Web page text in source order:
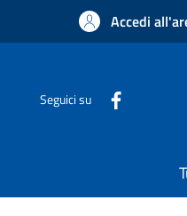
Accedi
Seguici su